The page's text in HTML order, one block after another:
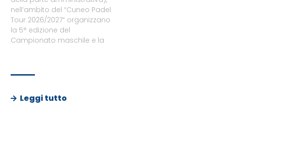
nell’ambito del “Cuneo Padel
Tour 2026/2027” organizzano
la 5° edizione del
Campionato maschile e la
Leggi tutto